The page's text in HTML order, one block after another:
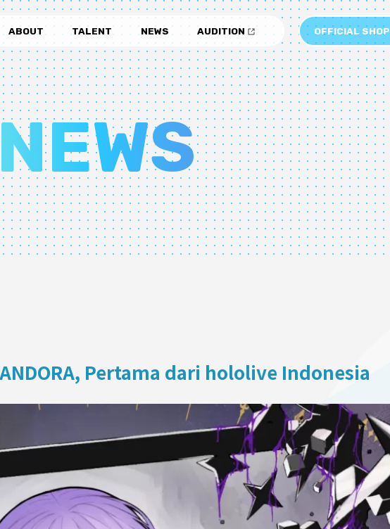
ABOUT TALENT NEWS AUDITION OFFICIAL SHOP
NEWS
Pertama dari hololive Indonesia